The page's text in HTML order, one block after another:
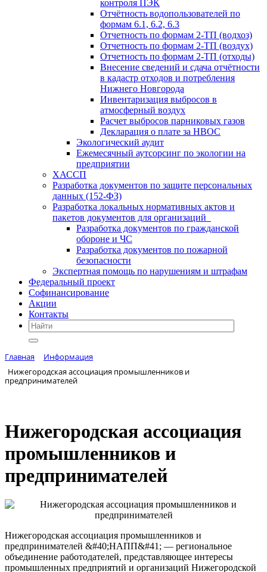
контроля ПЭК
Отчётность водопользователей по
формам 6.1, 6.2, 6.3
Отчетность по формам 2-ТП (водхоз)
Отчетность по формам 2-ТП (воздух)
Отчетность по формам 2-ТП (отходы)
Внесение сведений и сдача отчётности
в кадастр отходов и потребления
Нижнего Новгорода
Инвентаризация выбросов в
атмосферный воздух
Расчет выбросов парниковых газов
Декларация о плате за НВОС
Экологический аудит
Ежемесячный аутсорсинг по экологии на
предприятии
ХАССП
Разработка документов по защите персональных
данных (152-ФЗ)
Разработка локальных нормативных актов и
пакетов документов для организаций
Разработка документов по гражданской
обороне и ЧС
Разработка документов по пожарной
безопасности
Экспертная помощь по нарушениям и штрафам
Федеральный проект
Софинансирование
Акции
Контакты
Главная
Информация
Нижегородская ассоциация промышленников и
предпринимателей
Нижегородская ассоциация
промышленников и
предпринимателей
Нижегородская ассоциация промышленников и
предпринимателей &#40;НАПП&#41; — региональное
объединение работодателей, представляющее интересы
промышленных предприятий и организаций Нижегородской